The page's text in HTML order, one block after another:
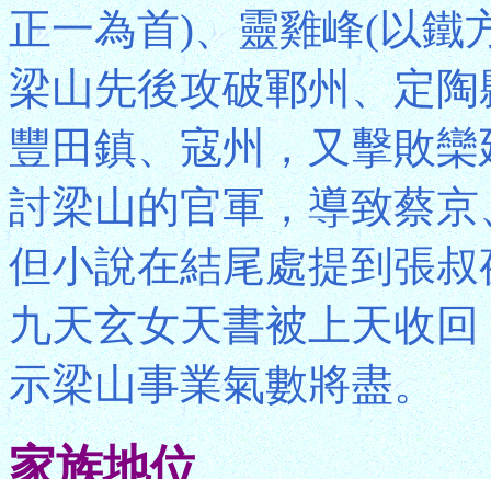
正一為首)、靈雞峰(以鐵
梁山先後攻破鄆州、定
豐田鎮、寇州，又擊敗
討梁山的官軍，導致蔡
但小說在結尾處提到張
九天玄女天書被上天收
示梁山事業氣數將盡。
家族地位